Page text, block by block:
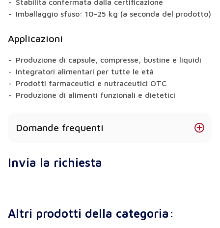
Stabilità confermata dalla certificazione
Imballaggio sfuso: 10-25 kg (a seconda del prodotto)
Applicazioni
Produzione di capsule, compresse, bustine e liquidi
Integratori alimentari per tutte le età
Prodotti farmaceutici e nutraceutici OTC
Produzione di alimenti funzionali e dietetici
Domande frequenti
forme?
Posso ricevere documentazione di qualità?
Assolutamente sì. Ogni prodotto viene fornito con
Invia la richiesta
Altri prodotti della categoria: